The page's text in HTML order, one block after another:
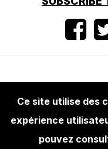
EDITIONS
NORMAN
Ce site utilise des
expérience
pouvez